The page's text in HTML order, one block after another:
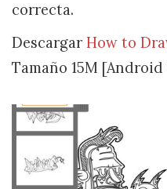
correcta.
Descargar How to
Tamaño 15M [Android